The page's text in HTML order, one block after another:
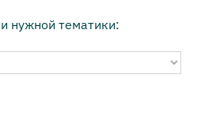
нужной тематики: